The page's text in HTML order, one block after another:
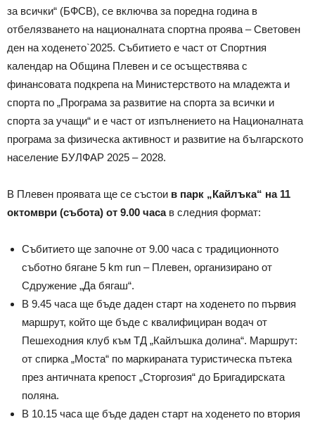
за всички“ (БФСВ), се включва за поредна година в
отбелязването на националната спортна проява – Световен
ден на ходенето`2025. Събитието е част от Спортния
календар на Община Плевен и се осъществява с
финансовата подкрепа на Министерството на младежта и
спорта по „Програма за развитие на спорта за всички и
спорта за учащи“ и е част от изпълнението на Националната
програма за физическа активност и развитие на българското
население БУЛФАР 2025 – 2028.
В Плевен проявата ще се състои в парк „Кайлъка“ на 11
октомври (събота) от 9.00 часав следния формат:
Събитието ще започне от 9.00 часа с традиционното
съботно бягане 5 km run – Плевен, организирано от
Сдружение „Да бягаш“.
В 9.45 часа ще бъде даден старт на ходенето по първия
маршрут, който ще бъде с квалифициран водач от
Пешеходния клуб към ТД „Кайлъшка долина“. Маршрут:
от спирка „Моста“ по маркираната туристическа пътека
през античната крепост „Сторгозия“ до Бригадирската
поляна.
В 10.15 часа ще бъде даден старт на ходенето по втория